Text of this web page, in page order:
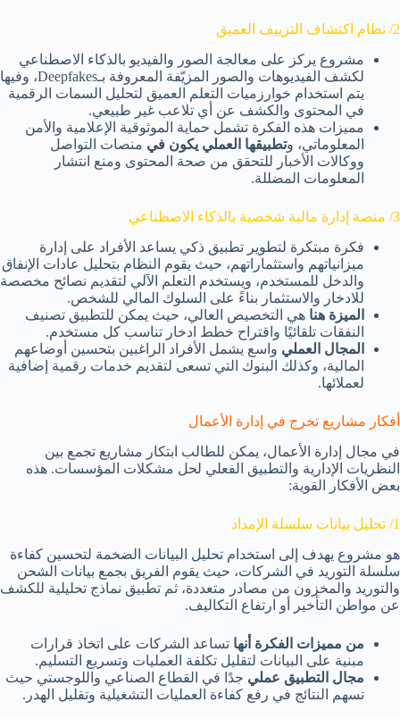
2/ نظام اكتشاف التزييف العميق
مشروع يركز على معالجة الصور والفيديو بالذكاء الاصطناعي
لكشف الفيديوهات والصور المزيّفة المعروفة بـDeepfakes، وفيها
يتم استخدام خوارزميات التعلم العميق لتحليل السمات الرقمية
في المحتوى والكشف عن أي تلاعب غير طبيعي.
مميزات هذه الفكرة تشمل حماية الموثوقية الإعلامية والأمن
المعلوماتي، وتطبيقها العملي يكون في منصات التواصل
ووكالات الأخبار للتحقق من صحة المحتوى ومنع انتشار
المعلومات المضللة.
3/ منصة إدارة مالية شخصية بالذكاء الاصطناعي
فكرة مبتكرة لتطوير تطبيق ذكي يساعد الأفراد على إدارة
ميزانياتهم واستثماراتهم، حيث يقوم النظام بتحليل عادات الإنفاق
والدخل للمستخدم، ويستخدم التعلم الآلي لتقديم نصائح مخصصة
للادخار والاستثمار بناءً على السلوك المالي للشخص.
الميزة هنا هي التخصيص العالي، حيث يمكن للتطبيق تصنيف
النفقات تلقائيًا واقتراح خطط ادخار تناسب كل مستخدم.
المجال العملي واسع يشمل الأفراد الراغبين بتحسين أوضاعهم
المالية، وكذلك البنوك التي تسعى لتقديم خدمات رقمية إضافية
لعملائها.
أفكار مشاريع تخرج في إدارة الأعمال
في مجال إدارة الأعمال، يمكن للطالب ابتكار مشاريع تجمع بين
النظريات الإدارية والتطبيق الفعلي لحل مشكلات المؤسسات. هذه
بعض الأفكار القوية:
1/ تحليل بيانات سلسلة الإمداد
هو مشروع يهدف إلى استخدام تحليل البيانات الضخمة لتحسين كفاءة
سلسلة التوريد في الشركات، حيث يقوم الفريق بجمع بيانات الشحن
والتوريد والمخزون من مصادر متعددة، ثم تطبيق نماذج تحليلية للكشف
عن مواطن التأخير أو ارتفاع التكاليف.
من مميزات الفكرة أنها تساعد الشركات على اتخاذ قرارات
مبنية على البيانات لتقليل تكلفة العمليات وتسريع التسليم.
مجال التطبيق عملي جدًا في القطاع الصناعي واللوجستي حيث
تسهم النتائج في رفع كفاءة العمليات التشغيلية وتقليل الهدر.